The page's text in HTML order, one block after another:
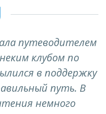
путеводителем
клубом по
в поддержку
путь. В
немного